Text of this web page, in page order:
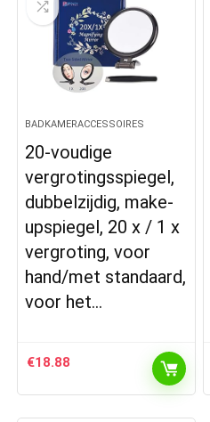
BADKAMERACCESSOIRES
20-voudige
vergrotingsspiegel,
dubbelzijdig, make-
upspiegel, 20 x / 1 x
vergroting, voor
hand/met standaard,
voor het…
€18.88